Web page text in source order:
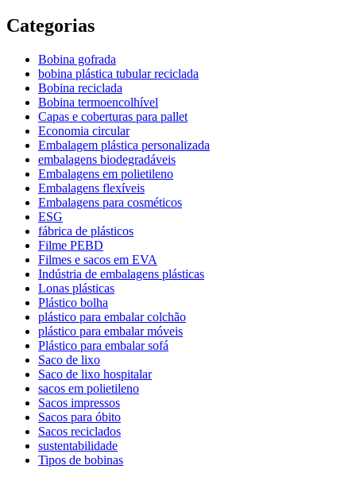
Categorias
Bobina gofrada
bobina plástica tubular reciclada
Bobina reciclada
Bobina termoencolhível
Capas e coberturas para pallet
Economia circular
Embalagem plástica personalizada
embalagens biodegradáveis
Embalagens em polietileno
Embalagens flexíveis
Embalagens para cosméticos
ESG
fábrica de plásticos
Filme PEBD
Filmes e sacos em EVA
Indústria de embalagens plásticas
Lonas plásticas
Plástico bolha
plástico para embalar colchão
plástico para embalar móveis
Plástico para embalar sofá
Saco de lixo
Saco de lixo hospitalar
sacos em polietileno
Sacos impressos
Sacos para óbito
Sacos reciclados
sustentabilidade
Tipos de bobinas